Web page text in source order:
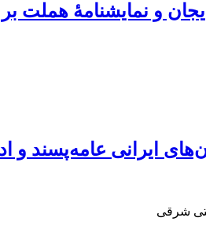
و نمایشنامۀ هملت
ایرانی عامه‌پسند و
شرقی